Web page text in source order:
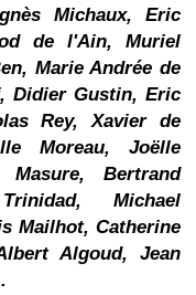
Michaux, Eric
de l'Ain, Muriel
Marie Andrée de
Didier Gustin, Eric
Rey, Xavier de
Moreau, Joëlle
Masure, Bertrand
Michael
Mailhot, Catherine
Algoud, Jean